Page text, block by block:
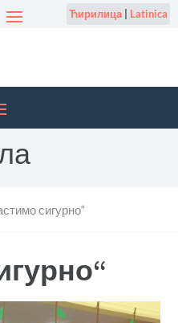
Ћирилица| Latinica
сигурно“